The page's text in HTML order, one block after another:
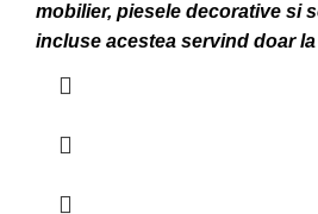
mobilier, piesele decorative si
incluse acestea servind doar